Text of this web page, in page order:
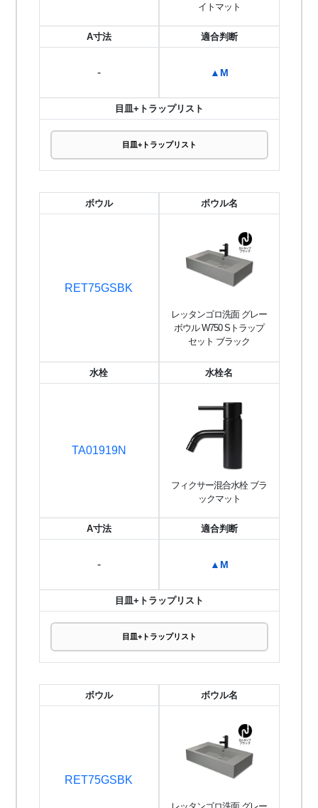
イトマット
A寸法
-
適合判断
▲M
目皿+トラップリスト
目皿+トラップリスト
ボウル
RET75GSBK
ボウル名
レッタンゴロ洗面 グレー
ボウル W750 Sトラップ
セット ブラック
水栓
TA01919N
水栓名
フィクサー混合水栓 ブラ
ックマット
A寸法
-
適合判断
▲M
目皿+トラップリスト
目皿+トラップリスト
ボウル
RET75GSBK
ボウル名